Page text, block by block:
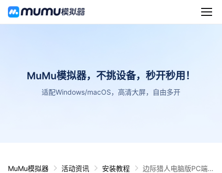
MuMu模拟器，不挑设备，秒开秒用！
适配Windows/macOS，高清大屏，自由多开
MuMu模拟器 活动资讯 安装教程
边际猎人电脑版PC端